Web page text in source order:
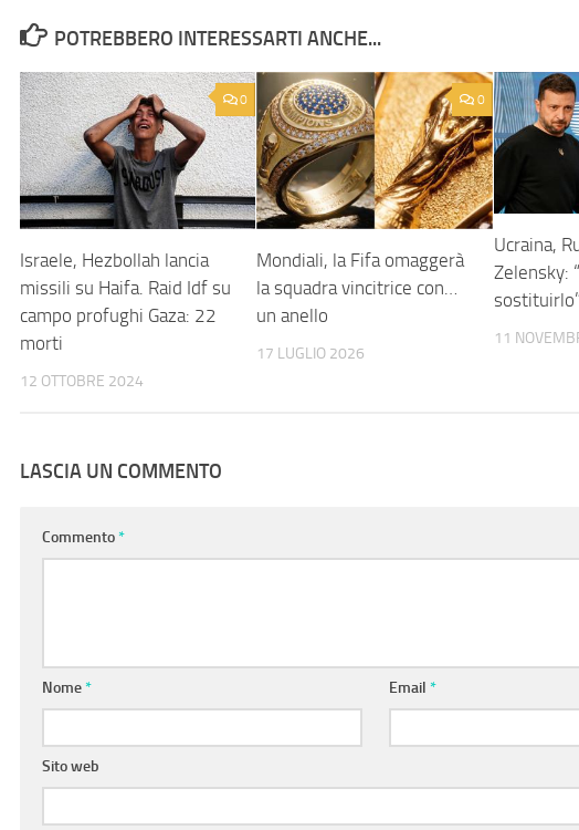
POTREBBERO INTERESSARTI ANCHE...
0
Israele, Hezbollah lancia
missili su Haifa. Raid Idf su
campo profughi Gaza: 22
morti
12 OTTOBRE 2024
0
Mondiali, la Fifa omaggerà
la squadra vincitrice con…
un anello
17 LUGLIO 2026
Ucraina,
Zelensky:
11
LASCIA UN COMMENTO
Commento*
Nome* Email*
Sito web